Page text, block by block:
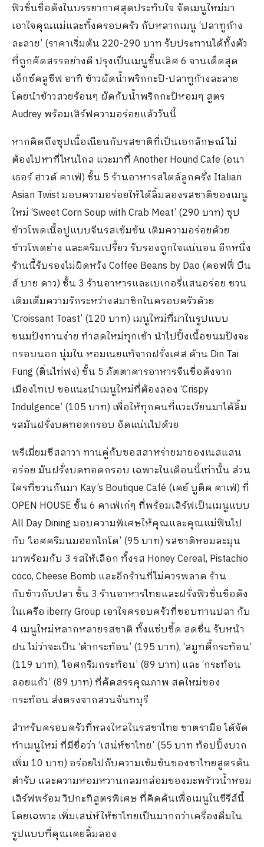
ฟิวชั่นชื่อดังในบรรยากาศสุดประทับใจ จัดเมนูใหม่มา
เอาใจคุณแม่และทั้งครอบครัว กับหลากเมนู ‘ปลาทูก้าง
ละลาย’ (ราคาเริ่มต้น 220-290 บาท รับประทานได้ทั้งตัว
ที่ถูกคัดสรรอย่างดี ปรุงเป็นเมนูชั้นเลิศ 6 จานเด็ดสุด
เอ็กซ์คลูซีฟ อาทิ ข้าวผัดน้ำพริกกะปิ-ปลาทูก้างละลาย
โดยนำข้าวสวยร้อนๆ ผัดกับน้ำพริกกะปิหอมๆ สูตร
Audrey พร้อมเสิร์ฟความอร่อยแล้ววันนี้
หากคิดถึงซุปเนื้อเนียนกับรสชาติที่เป็นเอกลักษณ์ ไม่
ต้องไปหาที่ไหนไกล แวะมาที่ Another Hound Cafe (อนา
เธอร์ ฮาวด์ คาเฟ่) ชั้น 5 ร้านอาหารสไตล์ลูกครึ่ง Italian
Asian Twist มอบความอร่อยให้ได้ลิ้มลองรสชาติของเมนู
ใหม่ ‘Sweet Corn Soup with Crab Meat’ (290 บาท) ซุป
ข้าวโพดเนื้อปูแบบจีนรสเข้มข้น เติมความอร่อยด้วย
ข้าวโพดย่าง และครีมเปรี้ยว รับรองถูกใจแน่นอน อีกหนึ่ง
ร้านนี้รับรองไม่ผิดหวัง Coffee Beans by Dao (คอฟฟี่ บีน
ส์ บาย ดาว) ชั้น 3 ร้านอาหารและเบเกอรี่แสนอร่อย ชวน
เติมเต็มความรักระหว่างสมาชิกในครอบครัวด้วย
‘Croissant Toast’ (120 บาท) เมนูใหม่ที่มาในรูปแบบ
ขนมปังทานง่าย ทำสดใหม่ทุกเช้า นำไปปิ้งเนื้อขนมปังจะ
กรอบนอก นุ่มใน หอมเนยแท้จากฝรั่งเศส ด้าน Din Tai
Fung (ติ่นไท่ฟง) ชั้น 5 ภัตตาคารอาหารจีนชื่อดังจาก
เมืองไทเป ขอแนะนำเมนูใหม่ที่ต้องลอง ‘Crispy
Indulgence’ (105 บาท) เพื่อให้ทุกคนที่แวะเวียนมาได้ลิ้ม
รสมันฝรั่งบดทอดกรอบ อัดแน่นไปด้วย
พรีเมี่ยมชีสลาวา ทานคู่กับซอสสาหร่ายมายองเนสแสน
อร่อย มันฝรั่งบดทอดกรอบ เฉพาะในเดือนนี้เท่านั้น ส่วน
ใครที่ชวนกันมา Kay’s Boutique Café (เคย์ บูติค คาเฟ่) ที่
OPEN HOUSE ชั้น 6 คาเฟ่เก๋ๆ ที่พร้อมเสิร์ฟเป็นเมนูแบบ
All Day Dining มอบความพิเศษให้คุณและคุณแม่ฟินไป
กับ ‘ไอศครีมนมฮอกไกโด’ (95 บาท) รสชาติหอมละมุน
มาพร้อมกับ 3 รสให้เลือก ทั้งรส Honey Cereal, Pistachio
coco, Cheese Bomb และอีกร้านที่ไม่ควรพลาด ร้าน
กับข้าวกับปลา ชั้น 3 ร้านอาหารไทยและฝรั่งฟิวชั่นชื่อดัง
ในเครือ iberry Group เอาใจครอบครัวที่ชอบทานปลา กับ
4 เมนูใหม่หลากหลายรสชาติ ทั้งแซ่บซี้ด สดชื่น รับหน้า
ฝน ไม่ว่าจะเป็น ‘ตำกระท้อน’ (195 บาท), ‘สมูทตี้กระท้อน’
(119 บาท), ‘ไอศกรีมกระท้อน’ (89 บาท) และ ‘กระท้อน
ลอยแก้ว’ (89 บาท) ที่คัดสรรคุณภาพ สดใหม่ของ
กระท้อน ส่งตรงจากสวนจันทบุรี
สำหรับครอบครัวที่หลงใหลในรสชาไทย ชาตรามือ ได้จัด
ทำเมนูใหม่ ที่มีชื่อว่า ‘เสน่ห์ชาไทย’ (55 บาท ท้อปปิ้งบวก
เพิ่ม 10 บาท) อร่อยไปกับความเข้มข้นของชาไทยสูตรต้น
ตำรับ และความหอมหวานกลมกล่อมของมะพร้าวน้ำหอม
เสิร์ฟพร้อม วิปกะทิสูตรพิเศษ ที่คิดค้นเพื่อเมนูในซีรีส์นี้
โดยเฉพาะ เพิ่มเสน่ห์ให้ชาไทยเป็นมากกว่าเครื่องดื่มใน
รูปแบบที่คุณเคยลิ้มลอง